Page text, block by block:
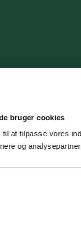
bruger cookies
at tilpasse vores
og